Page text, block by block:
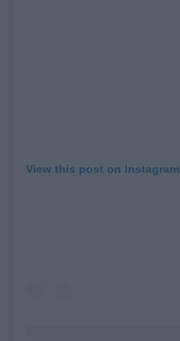
View this post on Instagram